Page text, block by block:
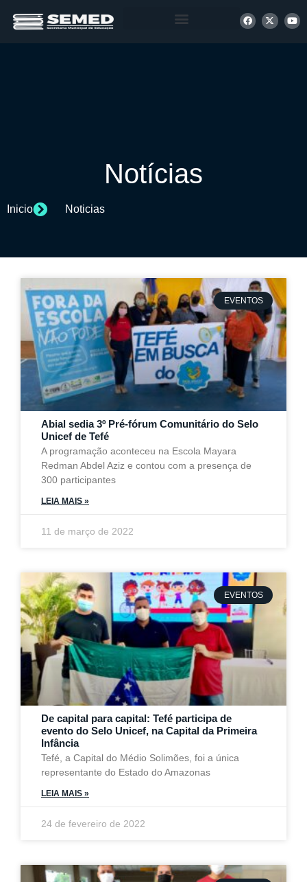
Notícias
Inicio Noticias
EVENTOS
Abial sedia 3º Pré-fórum Comunitário do Selo
Unicef de Tefé
A programação aconteceu na Escola Mayara
Redman Abdel Aziz e contou com a presença de
300 participantes
LEIA MAIS »
11 de março de 2022
EVENTOS
De capital para capital: Tefé participa de
evento do Selo Unicef, na Capital da Primeira
Infância
Tefé, a Capital do Médio Solimões, foi a única
representante do Estado do Amazonas
LEIA MAIS »
24 de fevereiro de 2022